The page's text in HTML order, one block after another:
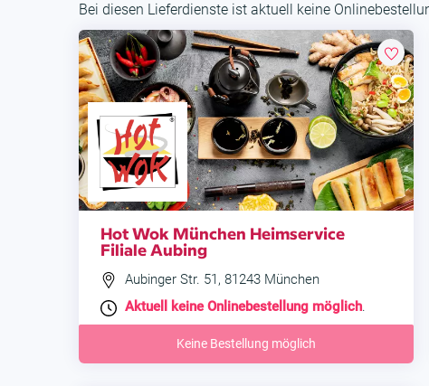
Bei diesen Lieferdienste ist aktuell keine
Hot Wok München Heimservice
Filiale Aubing
Aubinger Str. 51, 81243 München
Aktuell keine Onlinebestellung möglich.
Keine Bestellung möglich